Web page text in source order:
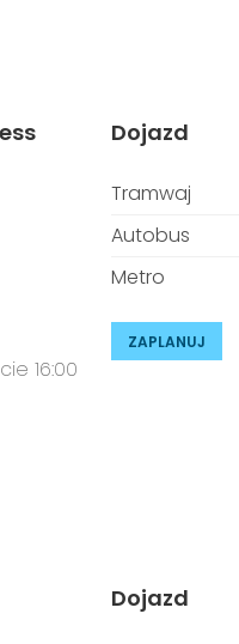
16:00
Dojazd
Tramwaj
Autobus
Metro
ZAPLANUJ
Dojazd